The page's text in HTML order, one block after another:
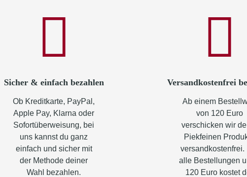
Sicher & einfach bezahlen
Ob Kreditkarte, PayPal,
Apple Pay, Klarna oder
Sofortüberweisung, bei
uns kannst du ganz
einfach und sicher mit
der Methode deiner
Wahl bezahlen.
Versandkostenfrei
Ab einem
von 120 Euro
verschicken wir
Piekfeinen
versandkostenfrei.
alle Bestellungen
120 Euro kostet